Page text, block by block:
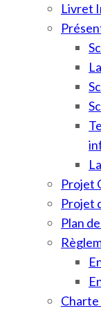
Livret
Projet
Projet
Plan
Charte